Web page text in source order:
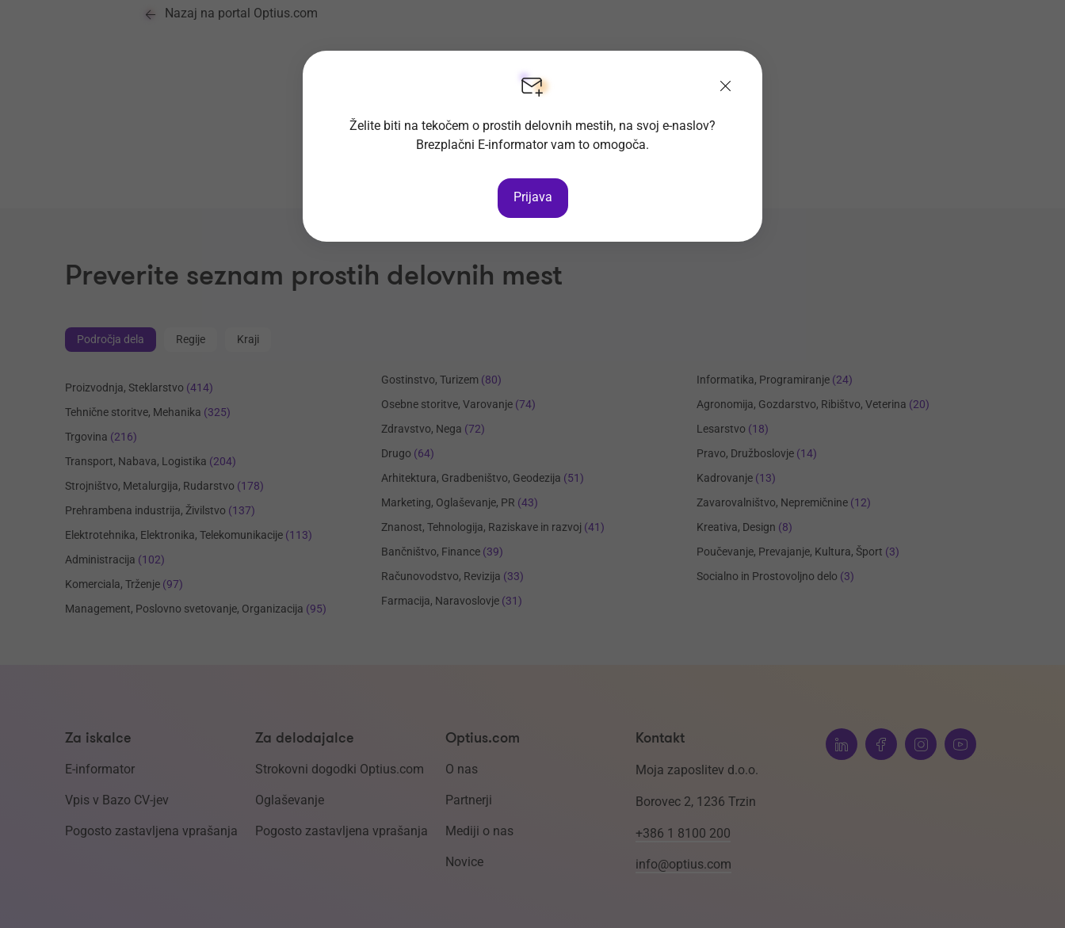
Nazaj na portal Optius.com
Preverite seznam prostih delovnih mest
Področja dela Regije Kraji
Proizvodnja, Steklarstvo (414)
Tehnične storitve, Mehanika (325)
Trgovina (216)
Transport, Nabava, Logistika (204)
Strojništvo, Metalurgija, Rudarstvo (178)
Prehrambena industrija, Živilstvo (137)
Elektrotehnika, Elektronika, Telekomunikacije (113)
Administracija (102)
Komerciala, Trženje (97)
Management, Poslovno svetovanje, Organizacija (95)
Gostinstvo, Turizem (80)
Osebne storitve, Varovanje (74)
Zdravstvo, Nega (72)
Drugo (64)
Arhitektura, Gradbeništvo, Geodezija (51)
Marketing, Oglaševanje, PR (43)
Znanost, Tehnologija, Raziskave in razvoj (41)
Bančništvo, Finance (39)
Računovodstvo, Revizija (33)
Farmacija, Naravoslovje (31)
Informatika, Programiranje (24)
Agronomija, Gozdarstvo, Ribištvo, Veterina (20)
Lesarstvo (18)
Pravo, Družboslovje (14)
Kadrovanje (13)
Zavarovalništvo, Nepremičnine (12)
Kreativa, Design (8)
Poučevanje, Prevajanje, Kultura, Šport (3)
Socialno in Prostovoljno delo (3)
Za iskalce
E-informator
Vpis v Bazo CV-jev
Pogosto zastavljena vprašanja
Za delodajalce
Strokovni dogodki Optius.com
Oglaševanje
Pogosto zastavljena vprašanja
Optius.com
O nas
Partnerji
Mediji o nas
Novice
Kontakt
Moja zaposlitev d.o.o.
Borovec 2, 1236 Trzin
+386 1 8100 200
info@optius.com
Želite biti na tekočem o prostih delovnih mestih, na svoj e-naslov?
Brezplačni E-informator vam to omogoča.
Prijava